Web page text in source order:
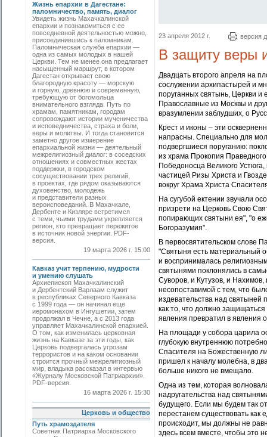
Жизнь епархии в Дагестане:
паломничество, память, диалог
Увидеть жизнь Махачкалинской
епархии и познакомиться с ее
повседневной деятельностью можно,
присоединившись к паломникам.
Паломническая служба епархии —
одна из самых молодых в нашей
Церкви. Тем не менее она предлагает
насыщенный маршрут, в котором
Дагестан открывает свою
благородную красоту — морскую
и горную, древнюю и современную,
требующую от богомольца
внимательного взгляда. Путь по
храмам, памятникам, городам
сопровождают истории мученичества
и исповедничества, страха и боли,
веры и молитвы. И тогда становится
заметно другое измерение
епархиальной жизни — деятельный
межрелигиозный диалог: в соседских
отношениях и совместных жестах
поддержки, в городском
сосуществовании трех религий,
в проектах, где рядом оказываются
духовенство, молодежь
и представители разных
вероисповеданий. В Махачкале,
Дербенте и Кизляре встретимся
с теми, чьими трудами укрепляется
регион, кто превращает пережитое
в источник новой энергии. PDF-
версия.
19 марта 2026 г. 15:00
Кавказ учит терпению, мудрости
и умению слушать
Архиепископ Махачкалинский
и Дербентский Варлаам служит
в республиках Северного Кавказа
с 1999 года — он начинал еще
иеромонахом в Ингушетии, затем
продолжал в Чечне, а с 2013 года
управляет Махачкалинской епархией.
О том, как изменилась церковная
жизнь на Кавказе за эти годы, как
Церковь подвергалась угрозам
террористов и на каком основании
строится прочный межрелигиозный
мир, владыка рассказал в интервью
«Журналу Московской Патриархии».
PDF-версия.
16 марта 2026 г. 15:30
Церковь и общество
Путь храмоздателя
Советник Патриарха Московского
23 апреля 2012 г. версия
В защиту веры
Двадцать второго апреля на
сослужении архипастырей и
поруганных святынь, Церкви и
Православные из Москвы и
вразумлении заблудших, о
Крест и иконы – эти
напрасны. Специально для
подвергшиеся поруганию:
из храма Прокопия
Победоносца Великого Устюга,
частицей Ризы Христа и
вокруг Храма Христа
На сугубой ектении звучали
призрети на Церковь Свою
попирающих святыни ея", "о
Богоразумия".
В первосвятительском слове
"Святыня есть материальный
и воспринималась
святынями поклонялись в
Суворов, и Кутузов, и
несопоставимой с тем, что
издевательства над святыней
как то, что должно
явления превратил в явления
На площади у собора царила
глубокую внутреннюю
Спасителя на Божественную
пришел к началу молебна, в
больше никого не вмещало.
Одна из тем, которая
надругательства над
будущего. Если мы будем так
перестанем существовать как
происходит, мы должны не
здесь всем вместе, чтобы это